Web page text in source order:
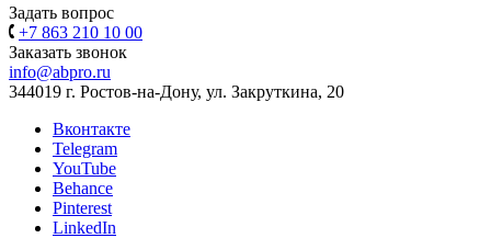
Задать вопрос
+7 863 210 10 00
Заказать звонок
info@abpro.ru
344019 г. Ростов-на-Дону, ул. Закруткина, 20
Вконтакте
Telegram
YouTube
Behance
Pinterest
LinkedIn